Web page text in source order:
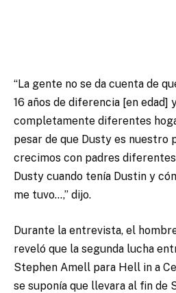
“La gente no se da cuenta de
16 años de diferencia [en edad]
completamente diferentes
pesar de que Dusty es nuestro
crecimos con padres
Dusty cuando tenía Dustin y
me tuvo…,” dijo.
Durante la entrevista, el
reveló que la segunda lucha
Stephen Amell para Hell in a
se suponía que llevara al fin de